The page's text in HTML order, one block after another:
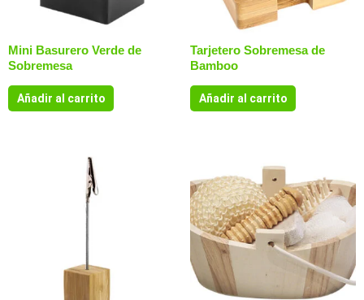
Mini Basurero Verde de
Sobremesa
Añadir al carrito
Tarjetero Sobremesa de
Bamboo
Añadir al carrito